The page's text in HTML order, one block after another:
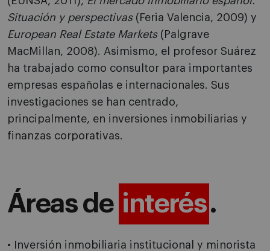
Situación y perspectivas(Feria Valencia, 2009) y
European Real Estate Markets(Palgrave
MacMillan, 2008). Asimismo, el profesor Suárez
ha trabajado como consultor para importantes
empresas españolas e internacionales. Sus
investigaciones se han centrado,
principalmente, en inversiones inmobiliarias y
finanzas corporativas.
Áreas de interés.
• Inversión inmobiliaria institucional y minorista